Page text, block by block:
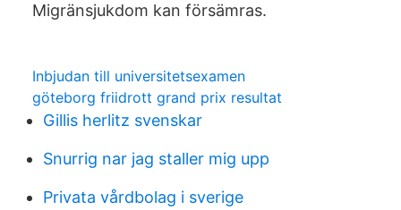
Migränsjukdom kan försämras.
Inbjudan till universitetsexamen
göteborg friidrott grand prix resultat
Gillis herlitz svenskar
Snurrig nar jag staller mig upp
Privata vårdbolag i sverige